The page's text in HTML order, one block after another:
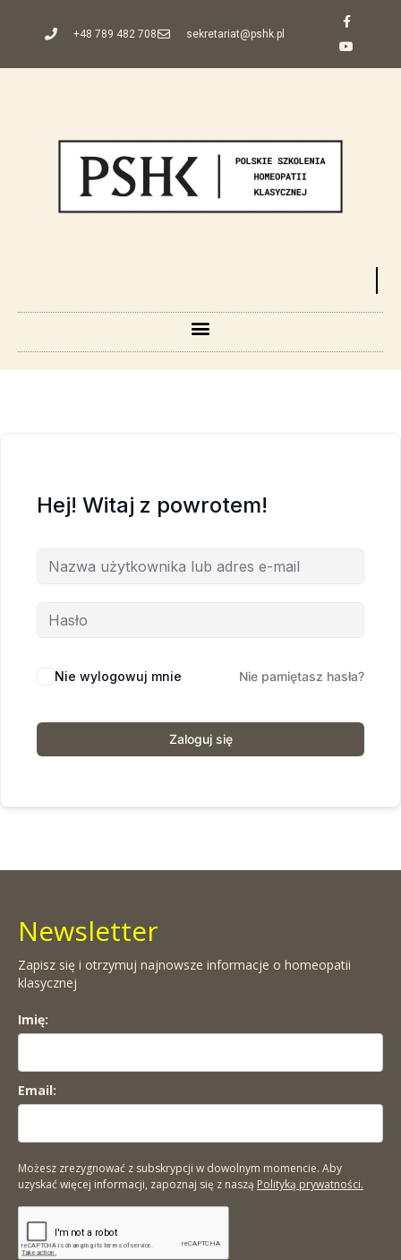
+48 789 482 708 sekretariat@pshk.pl
Hej! Witaj z powrotem!
Nie wylogowuj mnie Nie pamiętasz hasła?
Zaloguj się
Newsletter
Zapisz się i otrzymuj najnowsze informacje o homeopatii
klasycznej
Imię:
Email:
Możesz zrezygnować z subskrypcji w dowolnym momencie. Aby
uzyskać więcej informacji, zapoznaj się z naszą Polityką prywatności.